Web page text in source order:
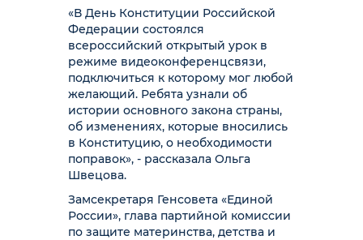
«В День Конституции Российской
Федерации состоялся
всероссийский открытый урок в
режиме видеоконференцсвязи,
подключиться к которому мог любой
желающий. Ребята узнали об
истории основного закона страны,
об изменениях, которые вносились
в Конституцию, о необходимости
поправок», - рассказала Ольга
Швецова.
Замсекретаря Генсовета «Единой
России», глава партийной комиссии
по защите материнства, детства и